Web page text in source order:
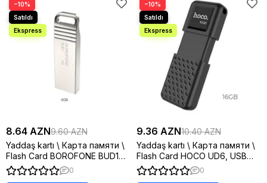
−10%
8.64 AZN9.60 AZN
Yaddaş kartı \ Карта памяти \
Flash Card BOROFONE BUD1
Nimble, USB 2.0, 4GB,
серебристый
0
−10%
9.36 AZN10.40 AZN
Yaddaş kartı \ Карта памяти \
Flash Card HOCO UD6, USB
2.0, 16GB, матовый черный
0